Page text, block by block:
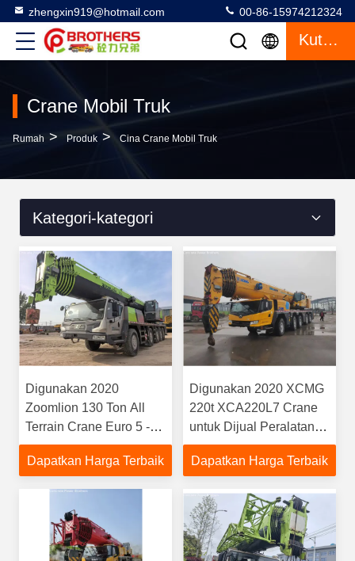
zhengxin919@hotmail.com 00-86-15974212324
Kutipan
Crane Mobil Truk
Rumah > Produk > Cina Crane Mobil Truk
Kategori-kategori
Digunakan 2020
Zoomlion 130 Ton All
Terrain Crane Euro 5 -Di
stok
Dapatkan Harga Terbaik
Digunakan 2020 XCMG
220t XCA220L7 Crane
untuk Dijual Peralatan
Angkat Berat, Jam
Rendah,Siap untuk
Dapatkan Harga Terbaik